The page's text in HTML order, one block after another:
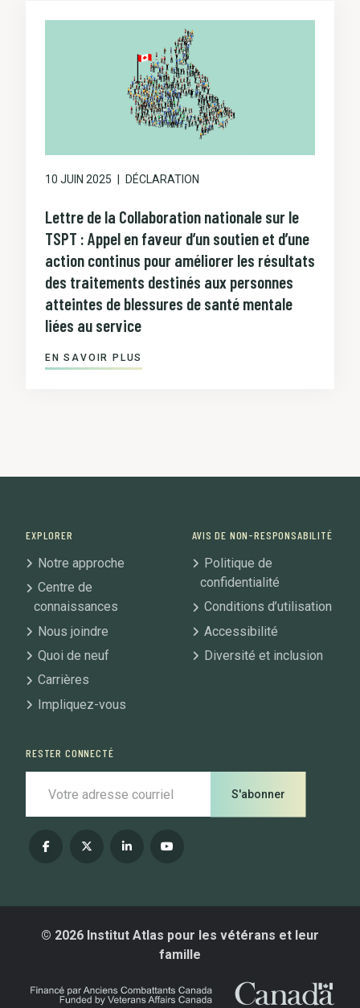
10 JUIN 2025 DÉCLARATION
Lettre de la Collaboration nationale sur le
TSPT : Appel en faveur d’un soutien et d’une
action continus pour améliorer les résultats
des traitements destinés aux personnes
atteintes de blessures de santé mentale
liées au service
EN SAVOIR PLUS
EXPLORER
Notre approche
Centre de
connaissances
Nous joindre
Quoi de neuf
Carrières
Impliquez-vous
AVIS DE NON-RESPONSABILITÉ
Politique de
confidentialité
Conditions d’utilisation
Accessibilité
Diversité et inclusion
RESTER CONNECTÉ
S'abonner
© 2026 Institut Atlas pour les vétérans et leur
famille